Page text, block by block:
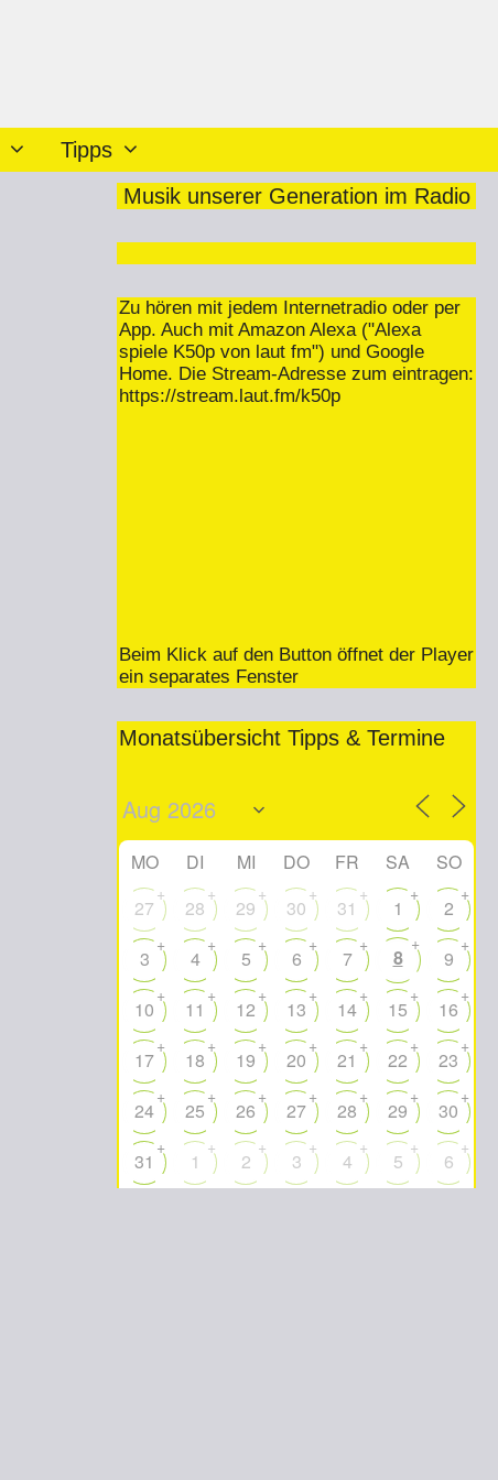
Tipps
Musik unserer Generation im Radio
Zu hören mit jedem Internetradio oder per
App. Auch mit Amazon Alexa ("Alexa
spiele K50p von laut fm") und Google
Home. Die Stream-Adresse zum eintragen:
https://stream.laut.fm/k50p
Beim Klick auf den Button öffnet der Player
ein separates Fenster
Monatsübersicht Tipps & Termine
MO DI MI DO FR SA
SO
27
+
28
+
29
+
30
+
31
+
1
+
2
+
3
+
4
+
5
+
6
+
7
+
8
+
9
+
10
+
11
+
12
+
13
+
14
+
15
+
16
+
17
+
18
+
19
+
20
+
21
+
22
+
23
+
24
+
25
+
26
+
27
+
28
+
29
+
30
+
31
+
1
+
2
+
3
+
4
+
5
+
6
+